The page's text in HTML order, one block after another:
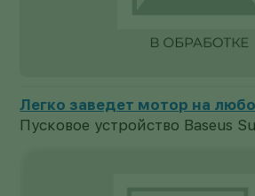
Greenworks G24Jack —
ремонте подвески, тормозной